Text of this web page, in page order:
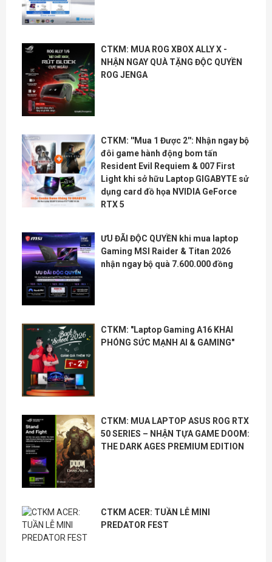
CTKM: MUA ROG XBOX ALLY X -
NHẬN NGAY QUÀ TẶNG ĐỘC QUYỀN
ROG JENGA
CTKM: ''Mua 1 Được 2'': Nhận ngay bộ
đôi game hành động bom tấn
Resident Evil Requiem & 007 First
Light khi sở hữu Laptop GIGABYTE sử
dụng card đồ họa NVIDIA GeForce
RTX 5
ƯU ĐÃI ĐỘC QUYỀN khi mua laptop
Gaming MSI Raider & Titan 2026
nhận ngay bộ quà 7.600.000 đồng
CTKM: "Laptop Gaming A16 KHAI
PHÓNG SỨC MẠNH AI & GAMING"
CTKM: MUA LAPTOP ASUS ROG RTX
50 SERIES – NHẬN TỰA GAME DOOM:
THE DARK AGES PREMIUM EDITION
CTKM ACER: TUẦN LỄ MINI
PREDATOR FEST